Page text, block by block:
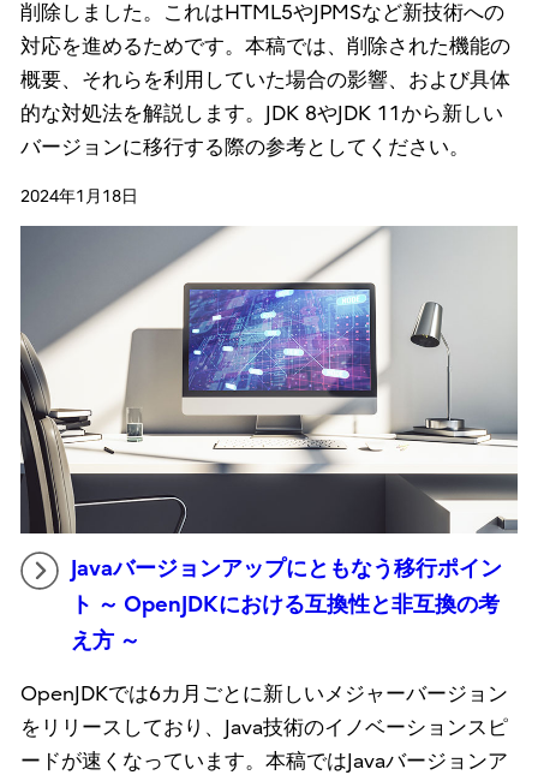
削除しました。これはHTML5やJPMSなど新技術への
対応を進めるためです。本稿では、削除された機能の
概要、それらを利用していた場合の影響、および具体
的な対処法を解説します。JDK 8やJDK 11から新しい
バージョンに移行する際の参考としてください。
2024年1月18日
Javaバージョンアップにともなう移行ポイン
ト ～ OpenJDKにおける互換性と非互換の考
え方 ～
OpenJDKでは6カ月ごとに新しいメジャーバージョン
をリリースしており、Java技術のイノベーションスピ
ードが速くなっています。本稿ではJavaバージョンア